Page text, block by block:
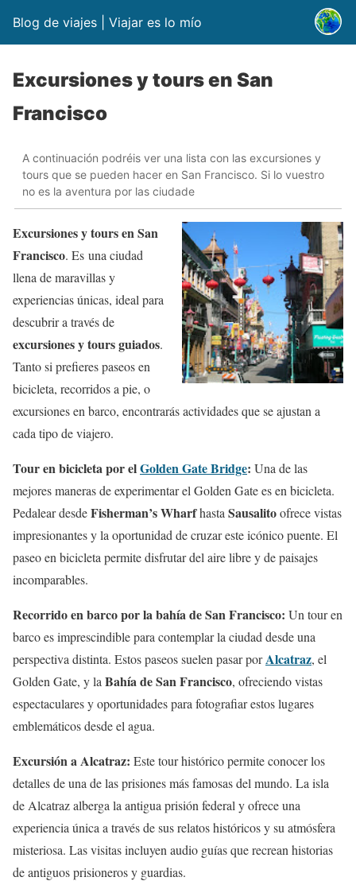
Blog de viajes | Viajar es lo mío
Excursiones y tours en San
Francisco
A continuación podréis ver una lista con las excursiones y
tours que se pueden hacer en San Francisco. Si lo vuestro
no es la aventura por las ciudade
Excursiones y tours en San
Francisco. Es una ciudad
llena de maravillas y
experiencias únicas, ideal para
descubrir a través de
excursiones y tours guiados.
Tanto si prefieres paseos en
bicicleta, recorridos a pie, o
excursiones en barco, encontrarás actividades que se ajustan a
cada tipo de viajero.
Tour en bicicleta por elGolden Gate Bridge: Una de las
mejores maneras de experimentar el Golden Gate es en bicicleta.
Pedalear desdeFisherman’s Wharfhasta Sausalitoofrece vistas
impresionantes y la oportunidad de cruzar este icónico puente. El
paseo en bicicleta permite disfrutar del aire libre y de paisajes
incomparables.
Recorrido en barco por la bahía de San Francisco: Un tour en
barco es imprescindible para contemplar la ciudad desde una
perspectiva distinta. Estos paseos suelen pasar porAlcatraz, el
Golden Gate, y la Bahía de San Francisco, ofreciendo vistas
espectaculares y oportunidades para fotografiar estos lugares
emblemáticos desde el agua.
Excursión a Alcatraz: Este tour histórico permite conocer los
detalles de una de las prisiones más famosas del mundo. La isla
de Alcatraz alberga la antigua prisión federal y ofrece una
experiencia única a través de sus relatos históricos y su atmósfera
misteriosa. Las visitas incluyen audio guías que recrean historias
de antiguos prisioneros y guardias.